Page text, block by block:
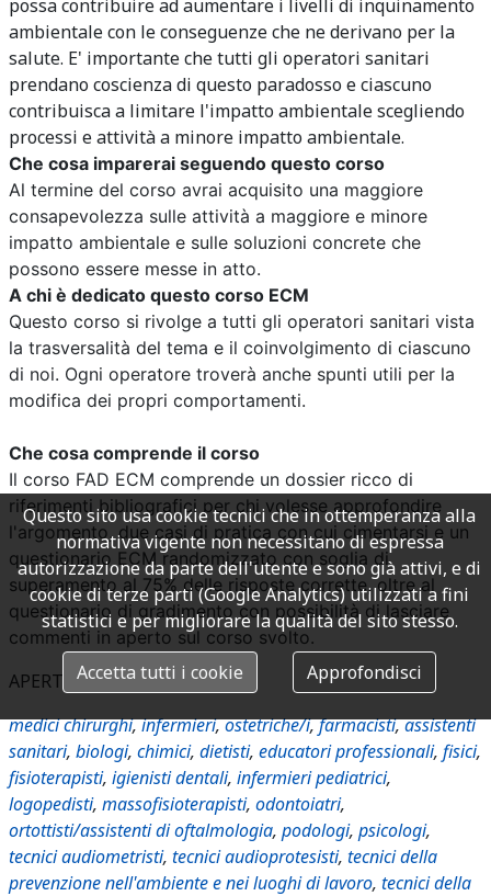
possa contribuire ad aumentare i livelli di inquinamento
ambientale con le conseguenze che ne derivano per la
salute. E' importante che tutti gli operatori sanitari
prendano coscienza di questo paradosso e ciascuno
contribuisca a limitare l'impatto ambientale scegliendo
processi e attività a minore impatto ambientale.
Che cosa imparerai seguendo questo corso
Al termine del corso avrai acquisito una maggiore
consapevolezza sulle attività a maggiore e minore
impatto ambientale e sulle soluzioni concrete che
possono essere messe in atto.
A chi è dedicato questo corso ECM
Questo corso si rivolge a tutti gli operatori sanitari vista
la trasversalità del tema e il coinvolgimento di ciascuno
di noi. Ogni operatore troverà anche spunti utili per la
modifica dei propri comportamenti.
Che cosa comprende il corso
Il corso FAD ECM comprende un dossier ricco di
riferimenti bibliografici per chi volesse approfondire
l'argomento, due casi di pratica con cui cimentarsi e un
questionario ECM randomizzato con soglia di
superamento al 75% delle risposte corrette, oltre al
questionario di gradimento con possibilità di lasciare
commenti in aperto sul corso svolto.
APERTO A
medici chirurghi,infermieri,ostetriche/i,farmacisti,assistenti
sanitari, biologi, chimici, dietisti, educatori professionali, fisici,
fisioterapisti, igienisti dentali, infermieri pediatrici,
logopedisti, massofisioterapisti, odontoiatri,
ortottisti/assistenti di oftalmologia, podologi, psicologi,
tecnici audiometristi, tecnici audioprotesisti, tecnici della
prevenzione nell'ambiente e nei luoghi di lavoro, tecnici della
Questo sito usa cookie tecnici che in ottemperanza alla
normativa vigente non necessitano di espressa
autorizzazione da parte dell'utente e sono già attivi, e di
cookie di terze parti (Google Analytics) utilizzati a fini
statistici e per migliorare la qualità del sito stesso.
Accetta tutti i cookie Approfondisci